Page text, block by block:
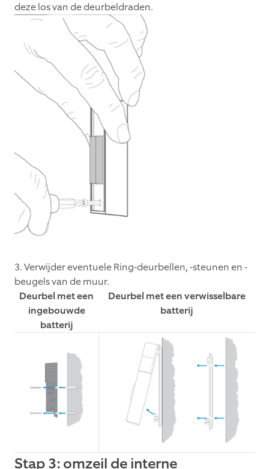
deze los van de deurbeldraden.
3. Verwijder eventuele Ring-deurbellen, -steunen en -
beugels van de muur.
Deurbel met een
ingebouwde
batterij
Deurbel met een verwisselbare
batterij
Stap 3: omzeil de interne